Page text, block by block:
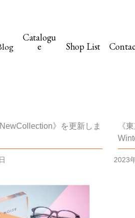
Catalogu
e Shop List
NewCollection》を更新しま
《
2023